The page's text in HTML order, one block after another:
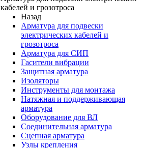
кабелей и грозотроса
Назад
Арматура для подвески
электрических кабелей и
грозотроса
Арматура для СИП
Гасители вибрации
Защитная арматура
Изоляторы
Инструменты для монтажа
Натяжная и поддерживающая
арматура
Оборудование для ВЛ
Соединительная арматура
Сцепная арматура
Узлы крепления